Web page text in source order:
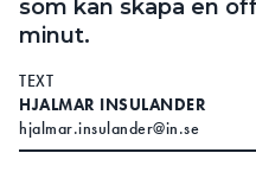
som kan skapa en
minut.
TEXT
HJALMAR INSULANDER
hjalmar.insulander@in.se